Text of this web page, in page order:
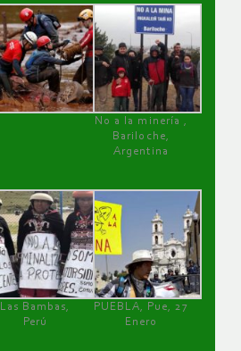
No a la minería ,
Bariloche,
Argentina
Las Bambas,
Perú
PUEBLA, Pue, 27
Enero